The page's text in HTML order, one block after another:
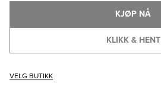
KLIKK & HENT
KJØP NÅ
VELG BUTIKK